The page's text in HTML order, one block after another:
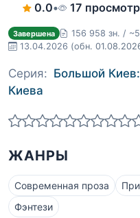
0.0• 17
Завершена
156 958 зн. /
13.04.2026 (обн.
Серия: Большой
Киева
ЖАНРЫ
Современная проза
Фэнтези